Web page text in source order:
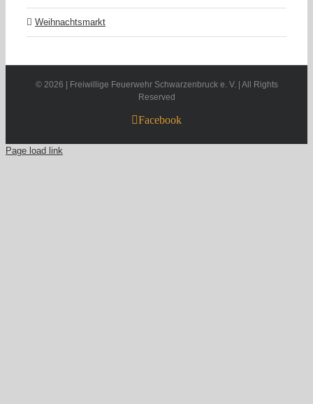
Weihnachtsmarkt
© 2026 | Freiwillige Feuerwehr Schwarzenbruck e. V. | All Rights
Reserved
Facebook
Page load link